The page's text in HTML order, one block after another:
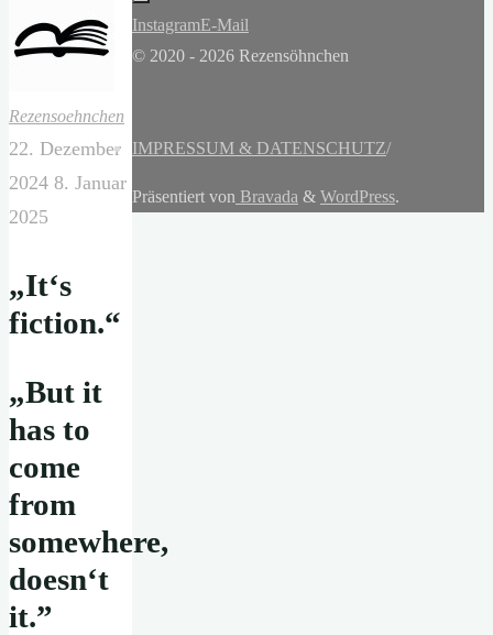
Rezensoehnchen
22. Dezember
2024 8. Januar
2025
„It‘s
fiction.“
„But it
has to
come
from
somewhere,
doesn‘t
it.”
InstagramE-Mail
© 2020 - 2026 Rezensöhnchen
IMPRESSUM & DATENSCHUTZ/
Präsentiert von Bravada & WordPress.